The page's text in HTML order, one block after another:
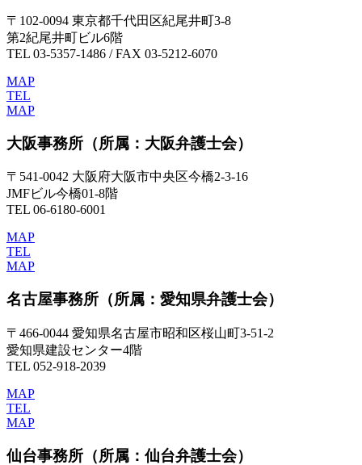
〒102-0094 東京都千代田区紀尾井町3-8
第2紀尾井町ビル6階
TEL 03-5357-1486 / FAX 03-5212-6070
MAP
TEL
MAP
大阪事務所 （所属：大阪弁護士会）
〒541-0042 大阪府大阪市中央区今橋2-3-16
JMFビル今橋01-8階
TEL 06-6180-6001
MAP
TEL
MAP
名古屋事務所 （所属：愛知県弁護士会）
〒466-0044 愛知県名古屋市昭和区桜山町3-51-2
愛知県建設センター4階
TEL 052-918-2039
MAP
TEL
MAP
仙台事務所 （所属：仙台弁護士会）